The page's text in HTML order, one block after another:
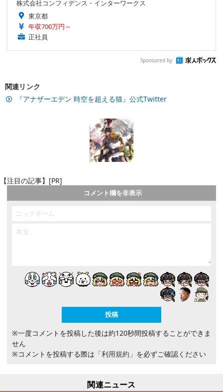
株式会社コンフィデンス・インターワークス
東京都
年収700万円～
正社員
Sponsored by
関連リンク
『アナザーエデン 時空を超える猫』公式Twitter
【注目の記事】[PR]
コメント欄を非表示
※一度コメントを投稿した後は約120秒間投稿することができま
せん
※コメントを投稿する際は 「利用規約」 を必ずご確認ください
関連ニュース